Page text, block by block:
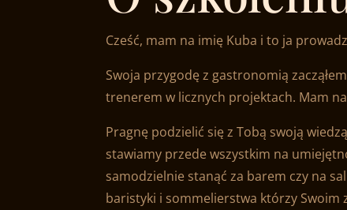
Cześć, mam na imię Kuba i to ja
Swoja przygodę z gastronomią
trenerem w licznych projektach. Mam
Pragnę podzielić się z Tobą swoją
stawiamy przede wszystkim na
samodzielnie stanąć za barem czy na
baristyki i sommelierstwa którzy Swoim